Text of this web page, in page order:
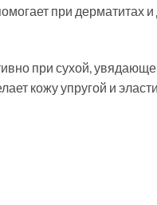
при дерматитах
при сухой,
кожу упругой и